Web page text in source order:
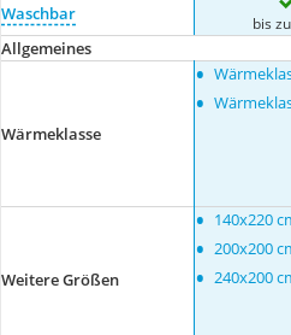
Waschbar
bis
Allgemeines
Wärmeklasse
•
•
Weitere Größen
• 140x220
• 200x200
• 240x200